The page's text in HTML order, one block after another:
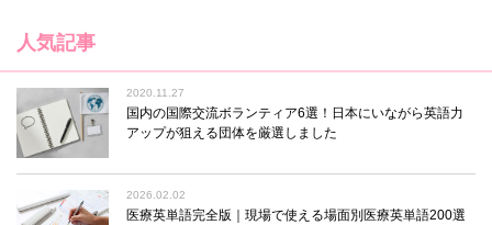
人気記事
2020.11.27
国内の国際交流ボランティア6選！日本にいながら英語力
アップが狙える団体を厳選しました
2026.02.02
医療英単語完全版｜現場で使える場面別医療英単語200選